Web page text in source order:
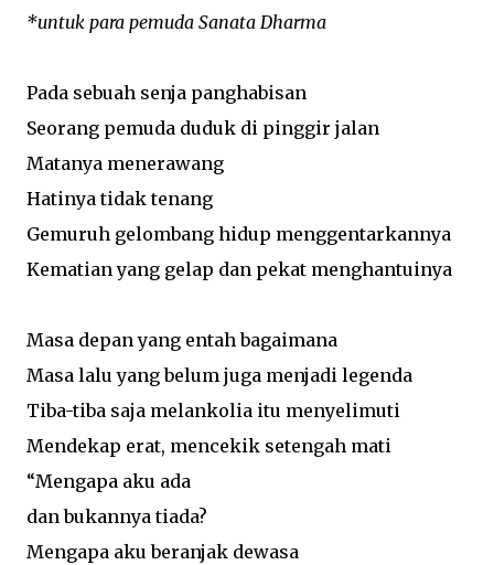
betul-betul baru; telah ditemukan seni patung Maria
Maria tengah hamil besar itu adalah karya seni yang
minoritas. Pada umumnya Gereja akan
menggambarkan Bunda Maria sebagai seorang ratu
seperti patung Maria yang ada pada Gereja Lawang—
Malang, Maria digambarkan sebagai sang Perempuan
yang ada pada Kitab Wahyu. Baik Maria Regina
penuh kejayaan. Mudah bagi seorang Kristiani untuk
berdevosi pada Maria yang menang itu. ...
*untuk para pemuda Sanata Dharma
Pada sebuah senja panghabisan
Seorang pemuda duduk di pinggir jalan
Matanya menerawang
Hatinya tidak tenang
Gemuruh gelombang hidup menggentarkannya
Kematian yang gelap dan pekat menghantuinya
Masa depan yang entah bagaimana
Masa lalu yang belum juga menjadi legenda
Tiba-tiba saja melankolia itu menyelimuti
Mendekap erat, mencekik setengah mati
“Mengapa aku ada
dan bukannya tiada?
Mengapa aku beranjak dewasa